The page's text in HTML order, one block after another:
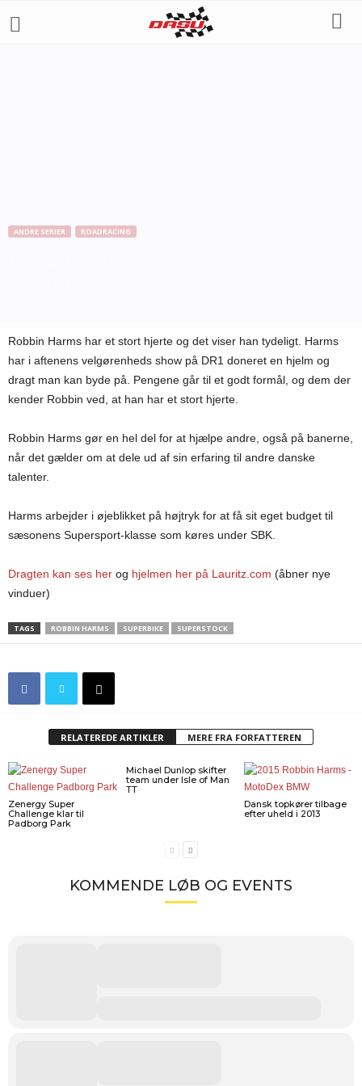
ANDRE SERIER ROADRACING
Robbin Harms har et stort hjerte og det viser han tydeligt. Harms
har i aftenens velgørenheds show på DR1 doneret en hjelm og
dragt man kan byde på. Pengene går til et godt formål, og dem der
kender Robbin ved, at han har et stort hjerte.
Robbin Harms gør en hel del for at hjælpe andre, også på banerne,
når det gælder om at dele ud af sin erfaring til andre danske
talenter.
Harms arbejder i øjeblikket på højtryk for at få sit eget budget til
sæsonens Supersport-klasse som køres under SBK.
Dragten kan ses her og hjelmen her på Lauritz.com (åbner nye
vinduer)
TAGS ROBBIN HARMS SUPERBIKE SUPERSTOCK
RELATEREDE ARTIKLER MERE FRA FORFATTEREN
Zenergy Super
Challenge klar til
Padborg Park
Michael Dunlop skifter
team under Isle of Man
TT
Dansk topkører tilbage
efter uheld i 2013
KOMMENDE LØB OG EVENTS